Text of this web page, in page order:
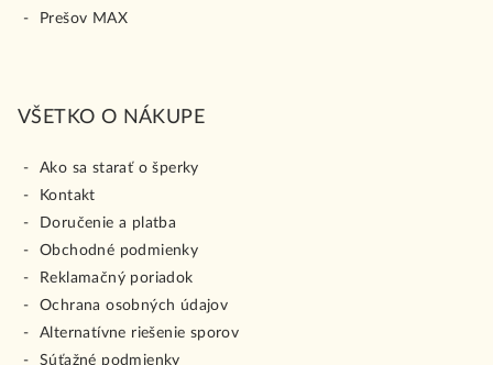
Prešov MAX
VŠETKO O NÁKUPE
Ako sa starať o šperky
Kontakt
Doručenie a platba
Obchodné podmienky
Reklamačný poriadok
Ochrana osobných údajov
Alternatívne riešenie sporov
Súťažné podmienky